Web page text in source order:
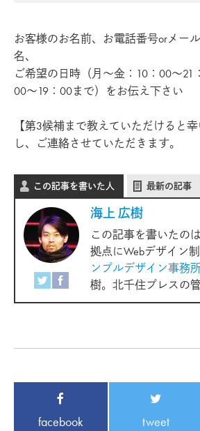
お客様のお名前、お電話番号orメー
名、
ご希望の日時（月～金：10：00～
00～19：00まで）をお伝え下さい
【第3候補まで教えていただけると
し、ご連絡させていただきます。
この記事を書いた人 最新の記事
海上 広樹
この記事を書いたの
拠点にWebデザイン
ンプルデザイン事務
樹。北千住プレスの
facebook tweet